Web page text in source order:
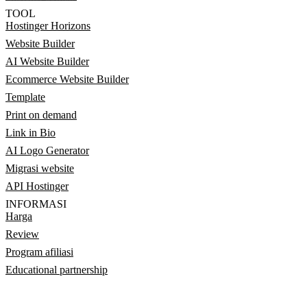
TOOL
Hostinger Horizons
Website Builder
AI Website Builder
Ecommerce Website Builder
Template
Print on demand
Link in Bio
AI Logo Generator
Migrasi website
API Hostinger
INFORMASI
Harga
Review
Program afiliasi
Educational partnership